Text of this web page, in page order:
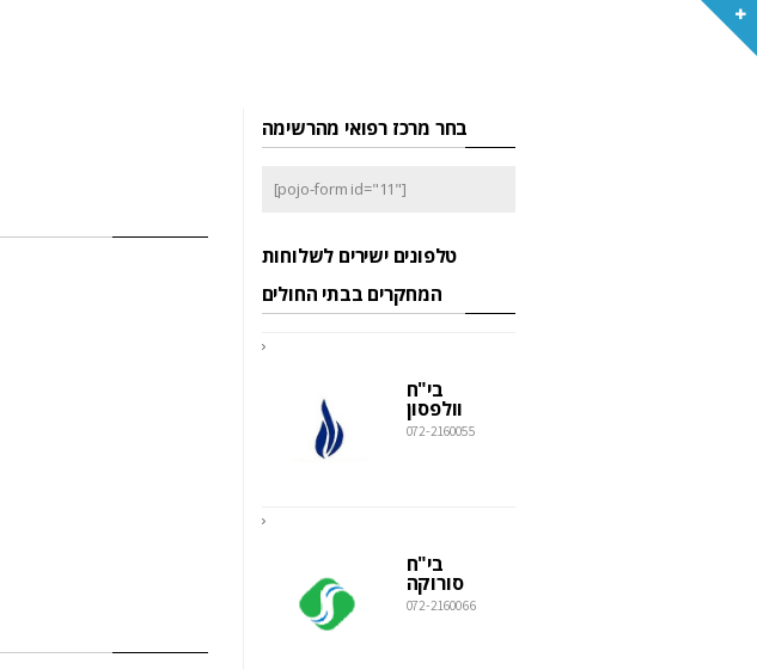
בחר מרכז רפואי מהרשימה
[pojo-form id="11"]
טלפונים ישירים לשלוחות
המחקרים בבתי החולים
בי"ח
וולפסון
072-2160055
בי"ח
סורוקה
072-2160066